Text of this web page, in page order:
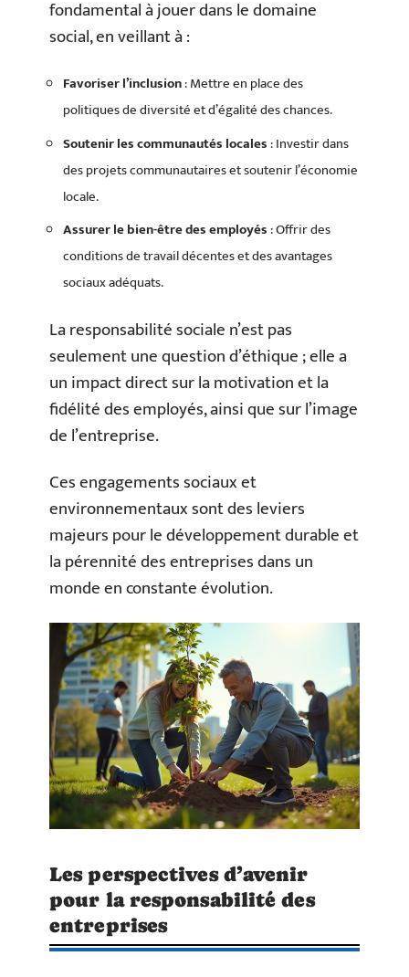
fondamental à jouer dans le domaine
social, en veillant à :
Favoriser l’inclusion: Mettre en place des
politiques de diversité et d’égalité des chances.
Soutenir les communautés locales: Investir dans
des projets communautaires et soutenir l’économie
locale.
Assurer le bien-être des employés: Offrir des
conditions de travail décentes et des avantages
sociaux adéquats.
La responsabilité sociale n’est pas
seulement une question d’éthique ; elle a
un impact direct sur la motivation et la
fidélité des employés, ainsi que sur l’image
de l’entreprise.
Ces engagements sociaux et
environnementaux sont des leviers
majeurs pour le développement durable et
la pérennité des entreprises dans un
monde en constante évolution.
Les perspectives d’avenir
pour la responsabilité des
entreprises